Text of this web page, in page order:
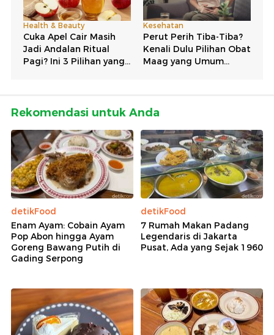
Rekomendasi untuk Anda
detikFood
Enam Ayam: Cobain Ayam
Pop Abon hingga Ayam
Goreng Bawang Putih di
Gading Serpong
detikFood
7 Rumah Makan Padang
Legendaris di Jakarta
Pusat, Ada yang Sejak 1960